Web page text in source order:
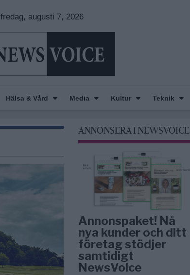
fredag, augusti 7, 2026
Hälsa & Vård Media Kultur Teknik
ANNONSERA I NEWSVOICE
Annonspaket! Nå
nya kunder och ditt
företag stödjer
samtidigt
NewsVoice